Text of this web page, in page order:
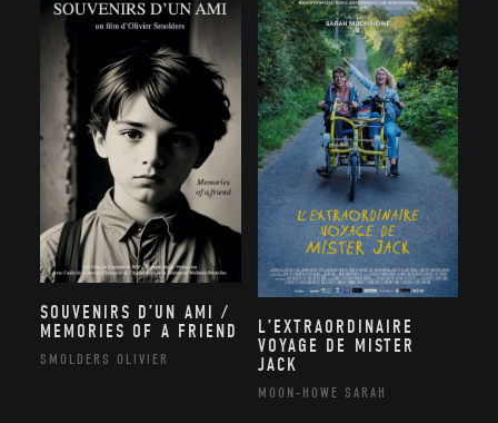
SOUVENIRS D’UN AMI /
MEMORIES OF A FRIEND
SMOLDERS OLIVIER
L’EXTRAORDINAIRE
VOYAGE DE MISTER
JACK
MOON-HOWE SARAH